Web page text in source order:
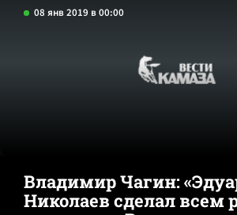
08 янв 2019 в 00:00
Владимир Чагин:
Николаев сделал всем